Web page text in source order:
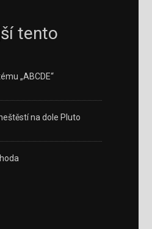
tento
„ABCDE“
na dole Pluto